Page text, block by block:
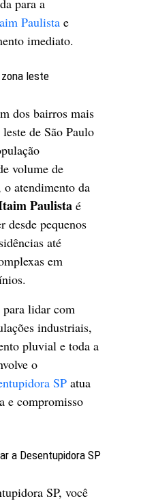
Paulista e
imediato.
leste
dos bairros mais
de São Paulo
volume de
atendimento da
Paulista é
desde pequenos
até
em
para lidar com
industriais,
pluvial e toda a
o
SP atua
e compromisso
a Desentupidora SP
SP, você